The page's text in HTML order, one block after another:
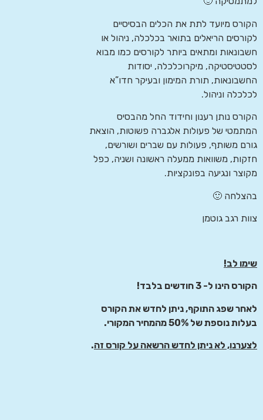
הקורס מיועד לתת את הכלים הבסיסיים
לקורסים הריאלים בתואר בכלכלה, ניהול או
חשבונאות ומתאים ביותר לקורסים כמו מבוא
לסטטיסטיקה, מיקרוכלכלה, יסודות
החשבונאות, תורת המימון ובעיקר חדו”א
לכלכלה וניהול.
הקורס נותן רענון וחידוד החל מהבסיס
המתמטי של פעולות אלגברה פשוטות, הוצאת
גורם משותף, פעולות עם שברים ושורשים,
חזקות, משוואות ממעלה ראשונה ושניה, כפל
מקוצר ונגיעה בפונקציות.
בהצלחה 🙂
צוות רגב גוטמן
שימו לב!
הקורס הינו ל- 3 חודשים בלבד!
לאחר שפג התוקף, ניתן לחדש את הקורס
בעלות נוספת של 50% מהמחיר המקורי.
לצערנו, לא ניתן לחדש הרשאה על קורס זה.